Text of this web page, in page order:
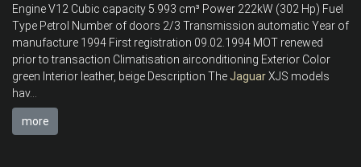
Engine V12 Cubic capacity 5.993 cm³ Power 222kW (302 Hp) Fuel
Type Petrol Number of doors 2/3 Transmission automatic Year of
manufacture 1994 First registration 09.02.1994 MOT renewed
prior to transaction Climatisation airconditioning Exterior Color
green Interior leather, beige Description The JaguarXJS models
hav...
more